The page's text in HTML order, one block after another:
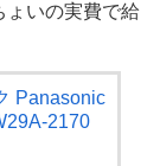
ょいの実費で給
Panasonic
2170